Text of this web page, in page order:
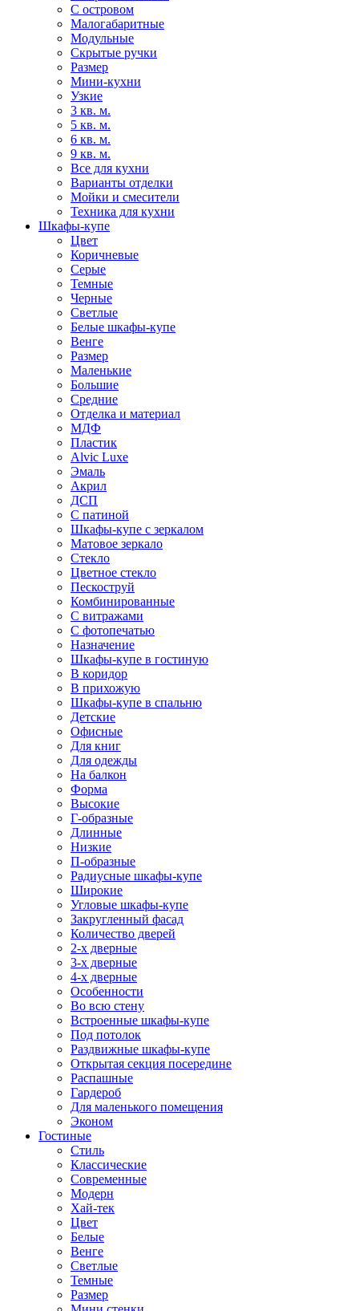
С островом
Малогабаритные
Модульные
Скрытые ручки
Размер
Мини-кухни
Узкие
3 кв. м.
5 кв. м.
6 кв. м.
9 кв. м.
Все для кухни
Варианты отделки
Мойки и смесители
Техника для кухни
Шкафы-купе
Цвет
Коричневые
Серые
Темные
Черные
Светлые
Белые шкафы-купе
Венге
Размер
Маленькие
Большие
Средние
Отделка и материал
МДФ
Пластик
Alvic Luxe
Эмаль
Акрил
ДСП
С патиной
Шкафы-купе с зеркалом
Матовое зеркало
Стекло
Цветное стекло
Пескоструй
Комбинированные
С витражами
С фотопечатью
Назначение
Шкафы-купе в гостиную
В коридор
В прихожую
Шкафы-купе в спальню
Детские
Офисные
Для книг
Для одежды
На балкон
Форма
Высокие
Г-образные
Длинные
Низкие
П-образные
Радиусные шкафы-купе
Широкие
Угловые шкафы-купе
Закругленный фасад
Количество дверей
2-х дверные
3-х дверные
4-х дверные
Особенности
Во всю стену
Встроенные шкафы-купе
Под потолок
Раздвижные шкафы-купе
Открытая секция посередине
Распашные
Гардероб
Для маленького помещения
Эконом
Гостиные
Стиль
Классические
Современные
Модерн
Хай-тек
Цвет
Белые
Венге
Светлые
Темные
Размер